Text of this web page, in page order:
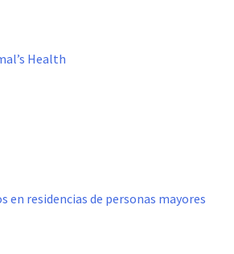
Health
en residencias de personas mayores